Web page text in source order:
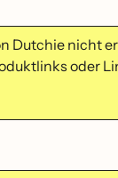
Dutchie nicht
oder